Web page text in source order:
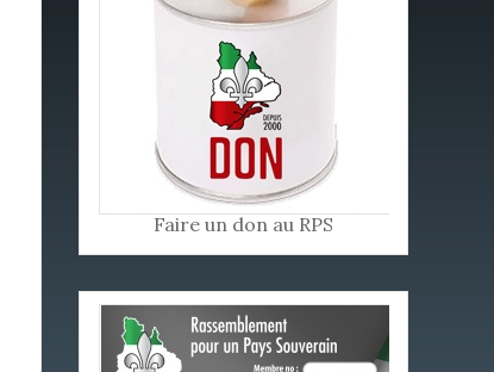
Faire un don au RPS